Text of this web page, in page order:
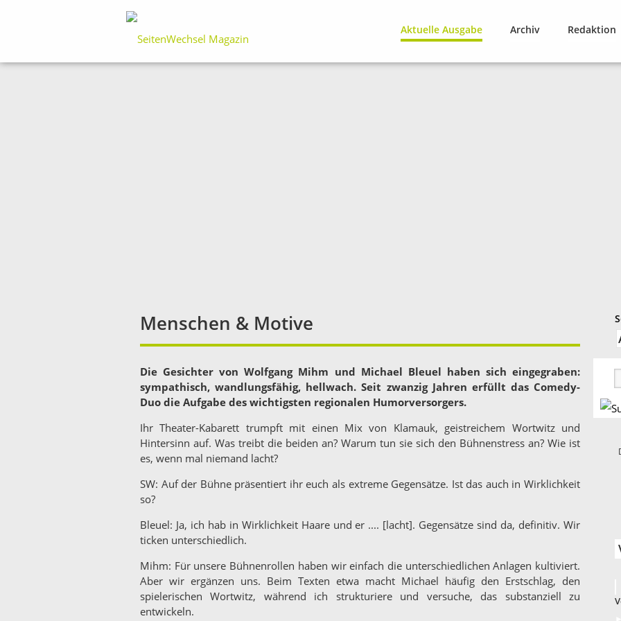
Aktuelle Ausgabe Archiv Redaktion
Menschen & Motive
Die Gesichter von Wolfgang Mihm und Michael Bleuel haben sich eingegraben:
sympathisch, wandlungsfähig, hellwach. Seit zwanzig Jahren erfüllt das Comedy-
Duo die Aufgabe des wichtigsten regionalen Humorversorgers.
Ihr Theater-Kabarett trumpft mit einen Mix von Klamauk, geistreichem Wortwitz und
Hintersinn auf. Was treibt die beiden an? Warum tun sie sich den Bühnenstress an? Wie ist
es, wenn mal niemand lacht?
SW: Auf der Bühne präsentiert ihr euch als extreme Gegensätze. Ist das auch in Wirklichkeit
so?
Bleuel: Ja, ich hab in Wirklichkeit Haare und er .... [lacht]. Gegensätze sind da, definitiv. Wir
ticken unterschiedlich.
Mihm: Für unsere Bühnenrollen haben wir einfach die unterschiedlichen Anlagen kultiviert.
Aber wir ergänzen uns. Beim Texten etwa macht Michael häufig den Erstschlag, den
spielerischen Wortwitz, während ich strukturiere und versuche, das substanziell zu
entwickeln.